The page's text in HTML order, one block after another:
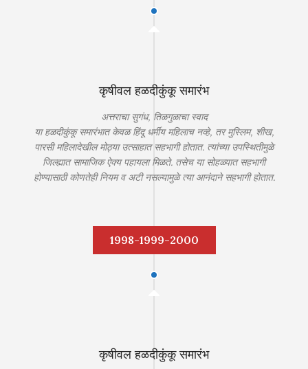
कृषीवल हळदीकुंकू समारंभ
अत्तराचा सुगंध, तिळगुळाचा स्वाद
या हळदीकुंकू समारंभात केवळ हिंदू धर्मीय महिलाच नव्हे, तर मुस्लिम, शीख,
पारसी महिलादेखील मोठ्या उत्साहात सहभागी होतात. त्यांच्या उपस्थितीमुळे
जिल्ह्यात सामाजिक ऐक्य पहायला मिळते. तसेच या सोहळ्यात सहभागी
होण्यासाठी कोणतेही नियम व अटी नसल्यामुळे त्या आनंदाने सहभागी होतात.
1998-1999-2000
कृषीवल हळदीकुंकू समारंभ